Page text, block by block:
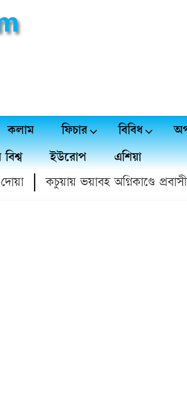
কলাম ফিচার বিবিধ
ইউরোপ
এশিয়া
কচুয়ায় ভয়াবহ অগ্নিকাণ্ডে প্রবাসীর